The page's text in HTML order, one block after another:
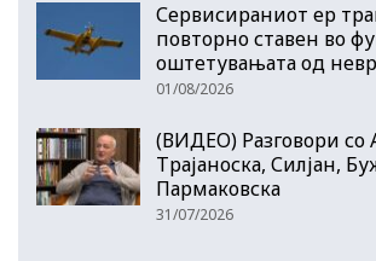
Сервисираниот ер
повторно ставен во
оштетувањата од
01/08/2026
(ВИДЕО) Разговори со
Трајаноска, Силјан,
Пармаковска
31/07/2026